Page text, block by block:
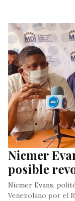
Nicmer
posible
Nicmer Evans,
Venezolano por el